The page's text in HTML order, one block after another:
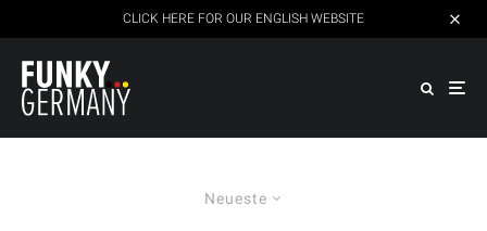
CLICK HERE FOR OUR ENGLISH WEBSITE
Neueste